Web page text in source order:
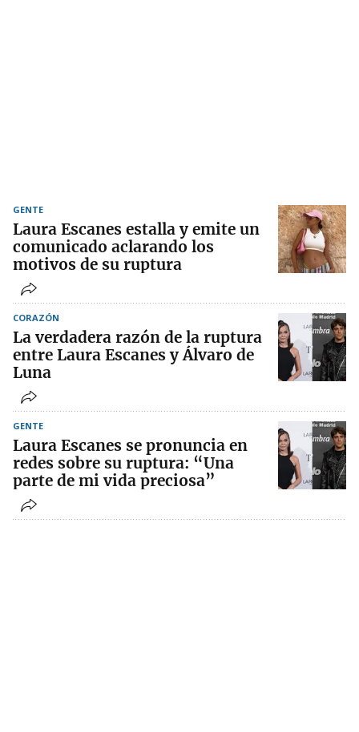
GENTE
Laura Escanes estalla y emite un
comunicado aclarando los
motivos de su ruptura
CORAZÓN
La verdadera razón de la ruptura
entre Laura Escanes y Álvaro de
Luna
GENTE
Laura Escanes se pronuncia en
redes sobre su ruptura: “Una
parte de mi vida preciosa”